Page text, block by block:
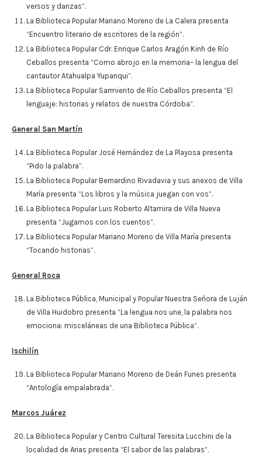
versos y danzas”.
La Biblioteca Popular Mariano Moreno de La Calera presenta
“Encuentro literario de escritores de la región”.
La Biblioteca Popular Cdr. Enrique Carlos Aragón Kinh de Río
Ceballos presenta “Como abrojo en la memoria– la lengua del
cantautor Atahualpa Yupanqui”.
La Biblioteca Popular Sarmiento de Río Ceballos presenta “El
lenguaje: historias y relatos de nuestra Córdoba”.
General San Martín
La Biblioteca Popular José Hernández de La Playosa presenta
“Pido la palabra”.
La Biblioteca Popular Bernardino Rivadavia y sus anexos de Villa
María presenta “Los libros y la música juegan con vos”.
La Biblioteca Popular Luis Roberto Altamira de Villa Nueva
presenta “Jugamos con los cuentos”.
La Biblioteca Popular Mariano Moreno de Villa María presenta
“Tocando historias”.
General Roca
La Biblioteca Pública, Municipal y Popular Nuestra Señora de Luján
de Villa Huidobro presenta “La lengua nos une, la palabra nos
emociona: misceláneas de una Biblioteca Pública”.
Ischilín
La Biblioteca Popular Mariano Moreno de Deán Funes presenta
“Antología empalabrada”.
Marcos Juárez
La Biblioteca Popular y Centro Cultural Teresita Lucchini de la
localidad de Arias presenta “El sabor de las palabras”.